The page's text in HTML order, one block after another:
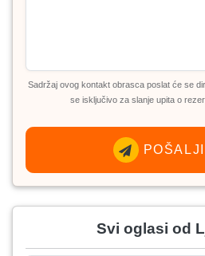
Sadržaj ovog kontakt obrasca poslat će se
se isključivo za slanje upita o
Svi oglasi od